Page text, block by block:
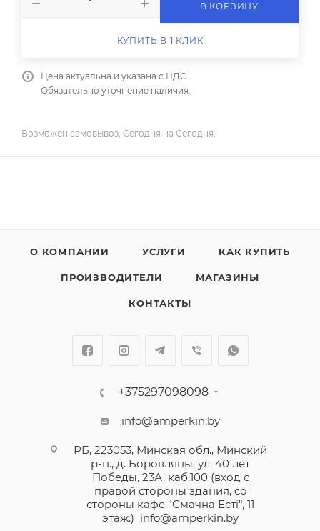
В КОРЗИНУ
КУПИТЬ В 1 КЛИК
Цена актуальна и указана с НДС.
Обязательно уточнение наличия.
Возможен самовывоз, Сегодня на Сегодня.
О КОМПАНИИ УСЛУГИ КАК КУПИТЬ
ПРОИЗВОДИТЕЛИ МАГАЗИНЫ
КОНТАКТЫ
+375297098098
info@amperkin.by
РБ, 223053, Минская обл., Минский
р-н., д. Боровляны, ул. 40 лет
Победы, 23А, каб.100 (вход с
правой стороны здания, со
стороны кафе "Смачна Естi", 11
этаж.) info@amperkin.by